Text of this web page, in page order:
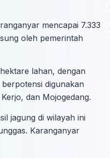
mencapai 7.333
oleh pemerintah
lahan, dengan
digunakan
dan Mojogedang.
jagung di wilayah ini
Karanganyar